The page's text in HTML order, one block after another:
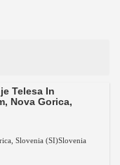
Telesa In
Nova Gorica,
Slovenia (SI)Slovenia